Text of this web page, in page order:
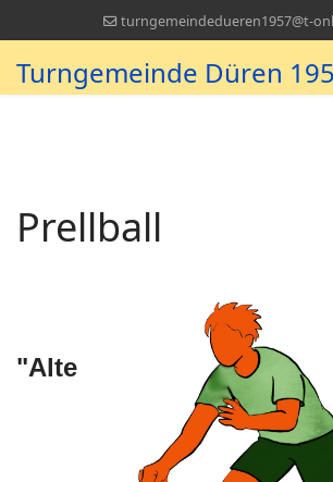
turngemeindedueren1957@t-
Turngemeinde Düren
Prellball
"Alte